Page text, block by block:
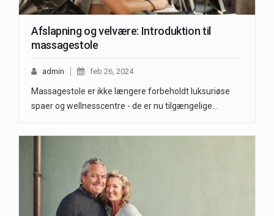
Afslapning og velvære: Introduktion til
massagestole
admin feb 26, 2024
Massagestole er ikke længere forbeholdt luksuriøse
spaer og wellnesscentre - de er nu tilgængelige…